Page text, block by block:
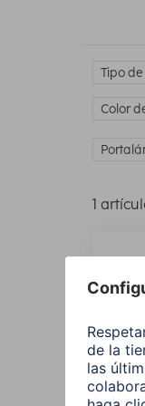
Tipo
Color
1